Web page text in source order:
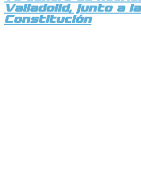
Valladolid, junto a
Constitución